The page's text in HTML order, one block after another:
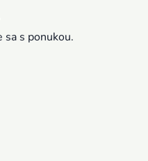
sa s ponukou.